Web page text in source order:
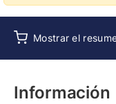
Información
Mostrar el